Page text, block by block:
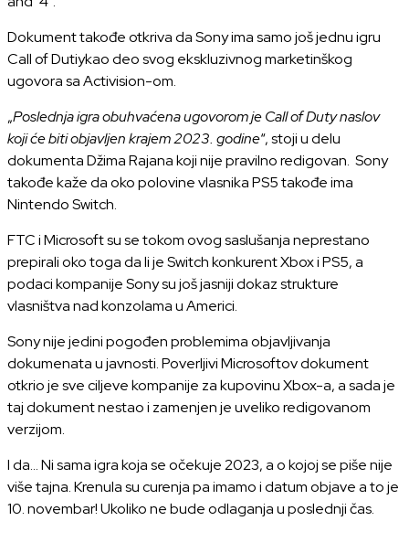
Dokument takođe otkriva da Sony ima samo još jednu igru
Call of Dutiykao deo svog ekskluzivnog marketinškog
ugovora sa Activision-om.
„Poslednja igra obuhvaćena ugovorom je Call of Duty naslov
koji će biti objavljen krajem 2023. godine“, stoji u delu
dokumenta Džima Rajana koji nije pravilno redigovan. Sony
takođe kaže da oko polovine vlasnika PS5 takođe ima
Nintendo Switch.
FTC i Microsoft su se tokom ovog saslušanja neprestano
prepirali oko toga da li je Switch konkurent Xbox i PS5, a
podaci kompanije Sony su još jasniji dokaz strukture
vlasništva nad konzolama u Americi.
Sony nije jedini pogođen problemima objavljivanja
dokumenata u javnosti. Poverljivi Microsoftov dokument
otkrio je sve ciljeve kompanije za kupovinu Xbox-a, a sada je
taj dokument nestao i zamenjen je uveliko redigovanom
verzijom.
I da... Ni sama igra koja se očekuje 2023, a o kojoj se piše nije
više tajna. Krenula su curenja pa imamo i datum objave a to je
10. novembar! Ukoliko ne bude odlaganja u poslednji čas.